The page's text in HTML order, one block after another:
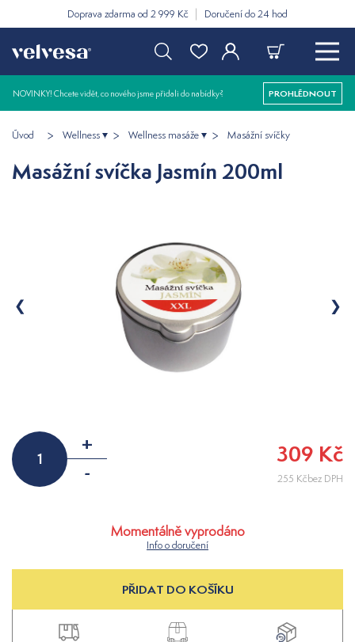
Doprava zdarma od 2 999 Kč Doručení do 24 hod
NOVINKY! Chcete vidět, co nového jsme přidali do nabídky? PROHLÉDNOUT
Úvod Wellness Wellness masáže Masážní svíčky
Masážní svíčka Jasmín 200ml
+
-
309 Kč
255 Kčbez DPH
Momentálně vyprodáno
Info o doručení
PŘIDAT DO KOŠÍKU